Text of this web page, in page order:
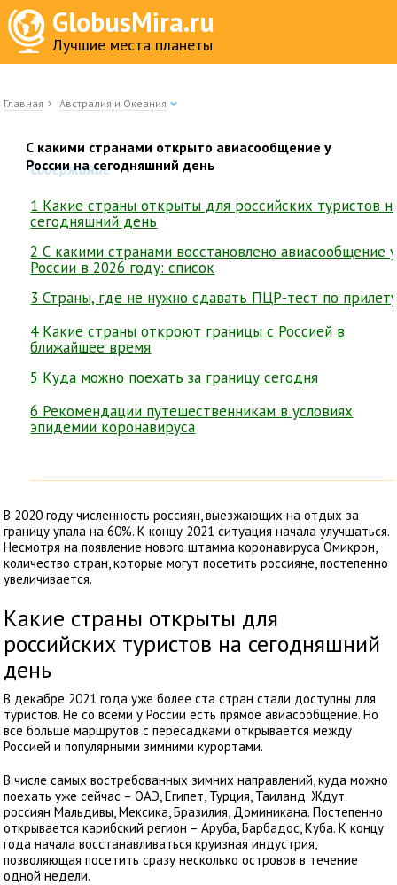
GlobusMira.ru
Лучшие места планеты
Главная Австралия и Океания
С какими странами открыто авиасообщение у
России на сегодняшний день
Содержание
1 Какие страны открыты для российских туристов
сегодняшний день
2 С какими странами восстановлено авиасообщение у
России в 2026 году: список
3 Страны, где не нужно сдавать ПЦР-тест по
4 Какие страны откроют границы с Россией в
ближайшее время
5 Куда можно поехать за границу сегодня
6 Рекомендации путешественникам в условиях
эпидемии коронавируса
В 2020 году численность россиян, выезжающих на отдых за
границу упала на 60%. К концу 2021 ситуация начала улучшаться.
Несмотря на появление нового штамма коронавируса Омикрон,
количество стран, которые могут посетить россияне, постепенно
увеличивается.
Какие страны открыты для
российских туристов на сегодняшний
день
В декабре 2021 года уже более ста стран стали доступны для
туристов. Не со всеми у России есть прямое авиасообщение. Но
все больше маршрутов с пересадками открывается между
Россией и популярными зимними курортами.
В числе самых востребованных зимних направлений, куда можно
поехать уже сейчас – ОАЭ, Египет, Турция, Таиланд. Ждут
россиян Мальдивы, Мексика, Бразилия, Доминикана. Постепенно
открывается карибский регион – Аруба, Барбадос, Куба. К концу
года начала восстанавливаться круизная индустрия,
позволяющая посетить сразу несколько островов в течение
одной недели.